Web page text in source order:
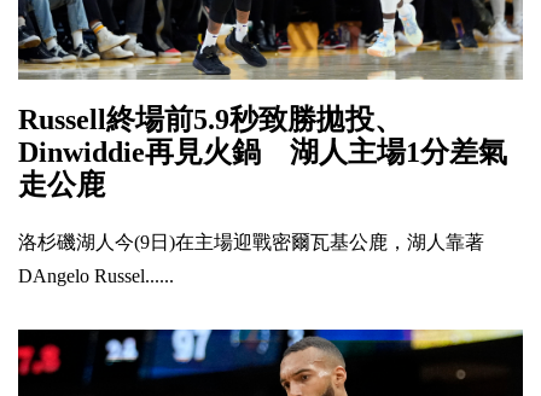
Russell終場前5.9秒致勝拋投、
Dinwiddie再見火鍋 湖人主場1分差氣
走公鹿
洛杉磯湖人今(9日)在主場迎戰密爾瓦基公鹿，湖人靠著
DAngelo Russel......